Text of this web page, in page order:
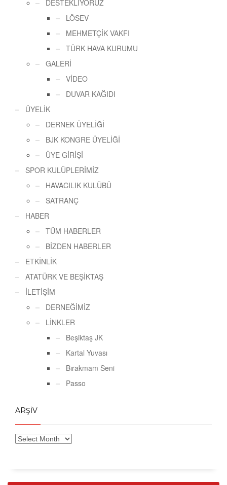
DESTEKLİYORUZ
LÖSEV
MEHMETÇİK VAKFI
TÜRK HAVA KURUMU
GALERİ
VİDEO
DUVAR KAĞIDI
ÜYELİK
DERNEK ÜYELİĞİ
BJK KONGRE ÜYELİĞİ
ÜYE GİRİŞİ
SPOR KULÜPLERİMİZ
HAVACILIK KULÜBÜ
SATRANÇ
HABER
TÜM HABERLER
BİZDEN HABERLER
ETKİNLİK
ATATÜRK VE BEŞİKTAŞ
İLETİŞİM
DERNEĞİMİZ
LİNKLER
Beşiktaş JK
Kartal Yuvası
Bırakmam Seni
Passo
ARŞİV